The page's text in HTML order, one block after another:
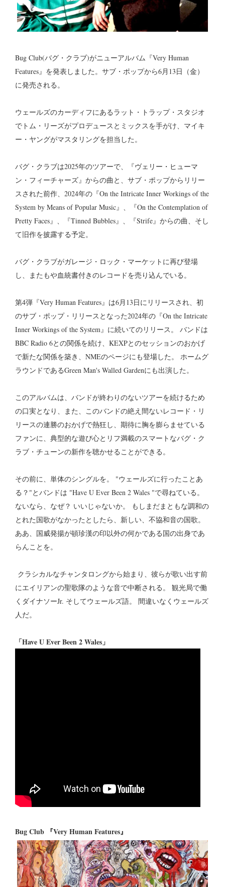
Bug Club(バグ・クラブ)がニューアルバム『Very Human
Features』を発表しました。サブ・ポップから6月13日（金）
に発売される。
ウェールズのカーディフにあるラット・トラップ・スタジオ
でトム・リーズがプロデュースとミックスを手がけ、マイキ
ー・ヤングがマスタリングを担当した。
バグ・クラブは2025年のツアーで、『ヴェリー・ヒューマ
ン・フィーチャーズ』からの曲と、サブ・ポップからリリー
スされた前作、2024年の『On the Intricate Inner Workings of the
System by Means of Popular Music』、『On the Contemplation of
Pretty Faces』、『Tinned Bubbles』、『Strife』からの曲、そし
て旧作を披露する予定。
バグ・クラブがガレージ・ロック・マーケットに再び登場
し、またもや血統書付きのレコードを売り込んでいる。
第4弾『Very Human Features』は6月13日にリリースされ、初
のサブ・ポップ・リリースとなった2024年の『On the Intricate
Inner Workings of the System』に続いてのリリース。 バンドは
BBC Radio 6との関係を続け、KEXPとのセッションのおかげ
で新たな関係を築き、NMEのページにも登場した。 ホームグ
ラウンドであるGreen Man's Walled Gardenにも出演した。
このアルバムは、バンドが終わりのないツアーを続けるため
の口実となり、また、このバンドの絶え間ないレコード・リ
リースの連勝のおかげで熱狂し、期待に胸を膨らませている
ファンに、典型的な遊び心とリフ満載のスマートなバグ・ク
ラブ・チューンの新作を聴かせることができる。
その前に、単体のシングルを。 "ウェールズに行ったことあ
る？"とバンドは "Have U Ever Been 2 Wales "で尋ねている。
ないなら、なぜ？ いいじゃないか。 もしまだまともな調和の
とれた国歌がなかったとしたら、新しい、不協和音の国歌。
ああ、国威発揚が頓珍漢の印以外の何かである国の出身であ
らんことを。
クラシカルなチャンタロングから始まり、彼らが歌い出す前
にエイリアンの聖歌隊のような音で中断される。 観光局で働
くダイナソーJr. そしてウェールズ語。 間違いなくウェールズ
人だ。
「Have U Ever Been 2 Wales」
Bug Club 『Very Human Features』